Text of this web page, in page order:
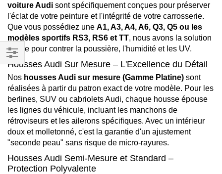
voiture Audi sont spécifiquement conçues pour préserver
l'éclat de votre peinture et l'intégrité de votre carrosserie.
Que vous possédiez une A1, A3, A4, A6, Q3, Q5 ou les
modèles sportifs RS3, RS6 et TT, nous avons la solution
idéale pour contrer la poussière, l'humidité et les UV.
Housses Audi Sur Mesure – L'Excellence du Détail
Nos housses Audi sur mesure (Gamme Platine) sont
réalisées à partir du patron exact de votre modèle. Pour les
berlines, SUV ou cabriolets Audi, chaque housse épouse
les lignes du véhicule, incluant les manchons de
rétroviseurs et les ailerons spécifiques. Avec un intérieur
doux et molletonné, c'est la garantie d'un ajustement
"seconde peau" sans risque de micro-rayures.
Housses Audi Semi-Mesure et Standard –
Protection Polyvalente
Filtrer
par